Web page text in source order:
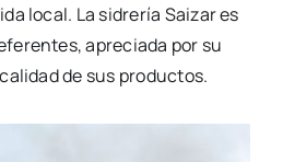
local. La sidrería Saizar es
apreciada por su
de sus productos.